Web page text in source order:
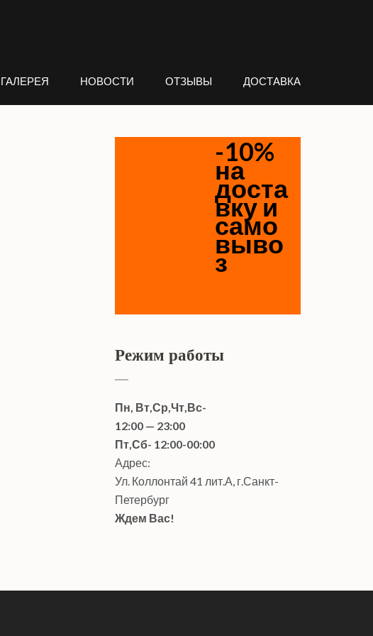
ГАЛЕРЕЯ НОВОСТИ ОТЗЫВЫ ДОСТАВКА
-10%
на
доста
вку и
само
выво
з
Режим работы
Пн, Вт,Ср,Чт,Вс-
12:00 — 23:00
Пт,Сб- 12:00-00:00
Адрес:
Ул. Коллонтай 41 лит.А, г.Санкт-
Петербург
Ждем Вас!